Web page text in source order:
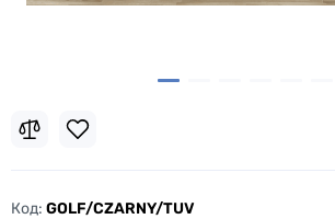
Код: GOLF/CZARNY/TUV